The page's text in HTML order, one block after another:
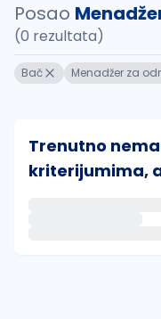
Posao
(0 rezultata)
Bač Menadžer za
Trenutno
kriterijumima,